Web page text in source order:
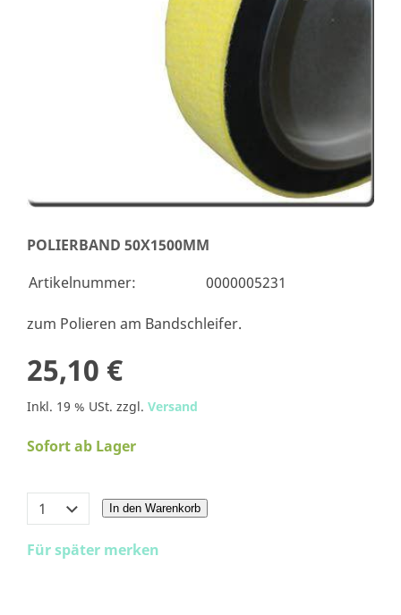
POLIERBAND 50X1500MM
Artikelnummer:
0000005231
zum Polieren am Bandschleifer.
25,10 €
Inkl. 19 % USt. zzgl. Versand
Sofort ab Lager
In den Warenkorb
Für später merken